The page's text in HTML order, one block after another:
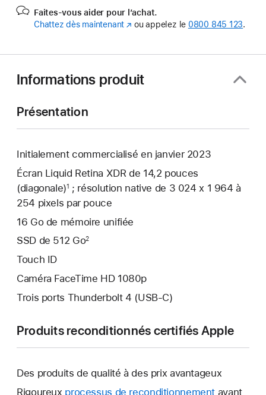
Faites-vous aider pour l’achat.
Chattez dès maintenant (s’ouvre
ou appelez le 0800 845 123.
Informations produit
Présentation
Initialement commercialisé en janvier 2023
Écran Liquid Retina XDR de 14,2 pouces
(diagonale)1 ; résolution native de 3 024 x 1 964 à
254 pixels par pouce
16 Go de mémoire unifiée
SSD de 512 Go2
Touch ID
Caméra FaceTime HD 1080p
Trois ports Thunderbolt 4 (USB-C)
Produits reconditionnés certifiés Apple
Des produits de qualité à des prix avantageux
Rigoureux processus de reconditionnement avant